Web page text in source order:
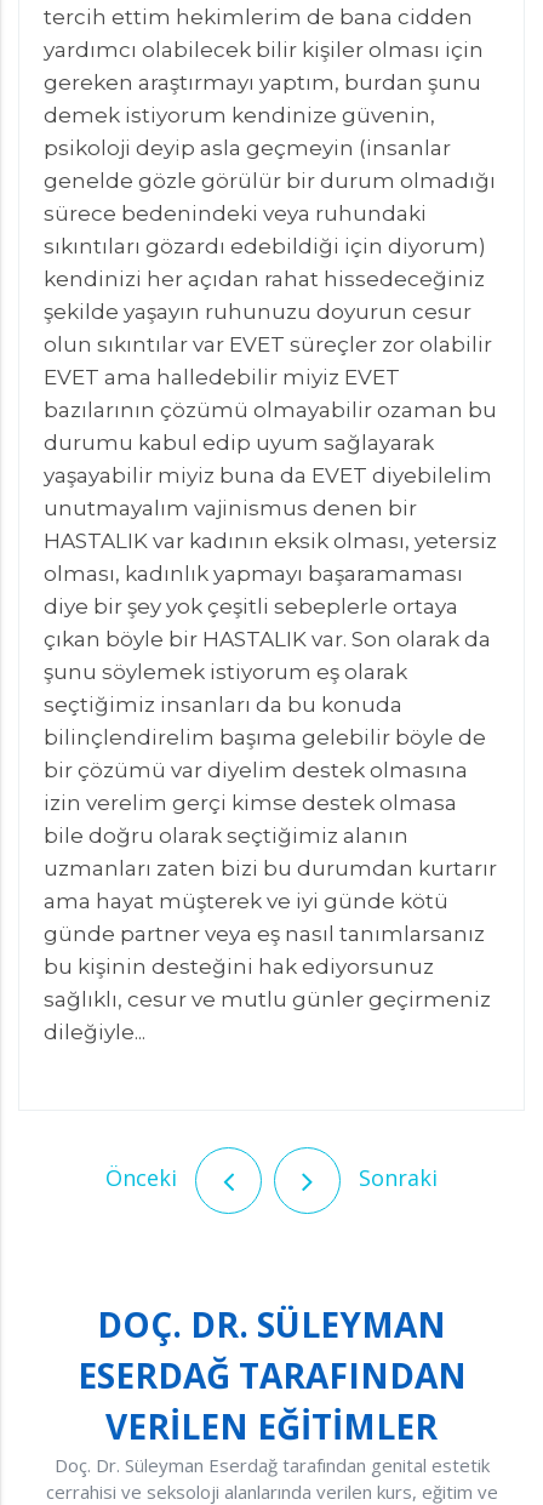
tercih ettim hekimlerim de bana cidden
yardımcı olabilecek bilir kişiler olması için
gereken araştırmayı yaptım, burdan şunu
demek istiyorum kendinize güvenin,
psikoloji deyip asla geçmeyin (insanlar
genelde gözle görülür bir durum olmadığı
sürece bedenindeki veya ruhundaki
sıkıntıları gözardı edebildiği için diyorum)
kendinizi her açıdan rahat hissedeceğiniz
şekilde yaşayın ruhunuzu doyurun cesur
olun sıkıntılar var EVET süreçler zor olabilir
EVET ama halledebilir miyiz EVET
bazılarının çözümü olmayabilir ozaman bu
durumu kabul edip uyum sağlayarak
yaşayabilir miyiz buna da EVET diyebilelim
unutmayalım vajinismus denen bir
HASTALIK var kadının eksik olması, yetersiz
olması, kadınlık yapmayı başaramaması
diye bir şey yok çeşitli sebeplerle ortaya
çıkan böyle bir HASTALIK var. Son olarak da
şunu söylemek istiyorum eş olarak
seçtiğimiz insanları da bu konuda
bilinçlendirelim başıma gelebilir böyle de
bir çözümü var diyelim destek olmasına
izin verelim gerçi kimse destek olmasa
bile doğru olarak seçtiğimiz alanın
uzmanları zaten bizi bu durumdan kurtarır
ama hayat müşterek ve iyi günde kötü
günde partner veya eş nasıl tanımlarsanız
bu kişinin desteğini hak ediyorsunuz
sağlıklı, cesur ve mutlu günler geçirmeniz
dileğiyle...
Önceki Sonraki
DOÇ. DR. SÜLEYMAN
ESERDAĞ TARAFINDAN
VERİLEN EĞİTİMLER
Doç. Dr. Süleyman Eserdağ tarafından genital estetik
cerrahisi ve seksoloji alanlarında verilen kurs, eğitim ve